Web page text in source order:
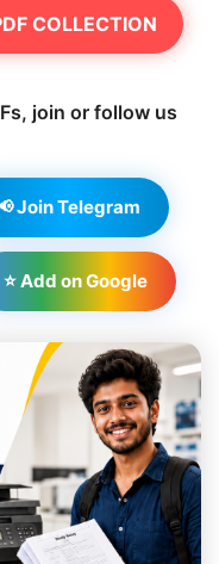
COLLECTION
join or follow us
Join Telegram
⭐ Add on Google